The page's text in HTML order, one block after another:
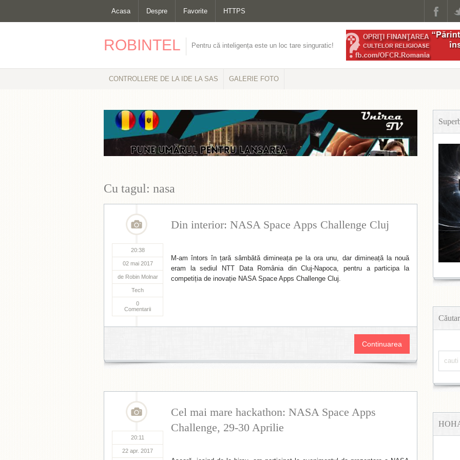
Acasa Despre Favorite HTTPS
ROBINTEL Pentru că inteligența este un loc tare singuratic!
CONTROLLERE DE LA IDE LA SAS GALERIE FOTO
Cu tagul: nasa
20:38
02 mai 2017
de Robin Molnar
Tech
0
Comentarii
Din interior: NASA Space Apps Challenge Cluj
M-am întors în țară sâmbătă dimineața pe la ora unu, dar dimineață la nouă
eram la sediul NTT Data România din Cluj-Napoca, pentru a participa la
competiția de inovație NASA Space Apps Challenge Cluj.
Continuarea
20:11
22 apr. 2017
Cel mai mare hackathon: NASA Space Apps
Challenge, 29-30 Aprilie